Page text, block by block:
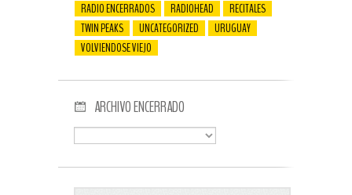
RADIO ENCERRADOS
RADIOHEAD
RECITALES
TWIN PEAKS
UNCATEGORIZED
URUGUAY
VOLVIENDOSE VIEJO
ARCHIVO ENCERRADO